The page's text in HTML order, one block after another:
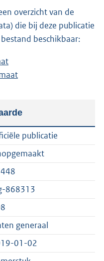
overzicht van de
die bij deze publicatie
beschikbaar:
e
a
n
d
s
g
r
o
t
t
e
t
a
n
d
g
r
o
t
t
publicatie
868313
generaal
01-02